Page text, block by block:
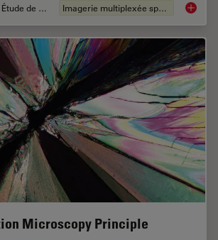
Étude de cas Imagerie multiplexée spatiale Spatial
Microscopy Principle